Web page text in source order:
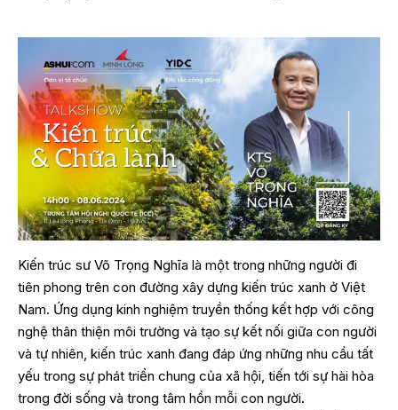
Kiến trúc sư Võ Trọng Nghĩa là một trong những người đi
tiên phong trên con đường xây dựng kiến trúc xanh ở Việt
Nam. Ứng dụng kinh nghiệm truyền thống kết hợp với công
nghệ thân thiện môi trường và tạo sự kết nối giữa con người
và tự nhiên, kiến trúc xanh đang đáp ứng những nhu cầu tất
yếu trong sự phát triển chung của xã hội, tiến tới sự hài hòa
trong đời sống và trong tâm hồn mỗi con người.